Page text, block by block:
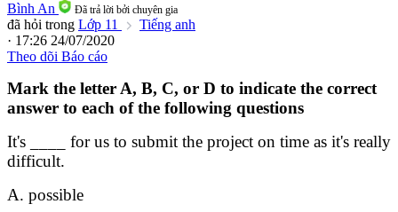
Bình An Đã trả lời bởi chuyên gia
đã hỏi trong Lớp 11
Tiếng anh
· 17:26 24/07/2020
Theo dõi Báo cáo
Mark the letter A, B, C, or D to indicate the correct
answer to each of the following questions
It's ____ for us to submit the project on time as it's really
difficult.
A. possible